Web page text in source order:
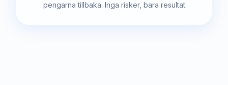
pengarna tillbaka. Inga risker, bara resultat.